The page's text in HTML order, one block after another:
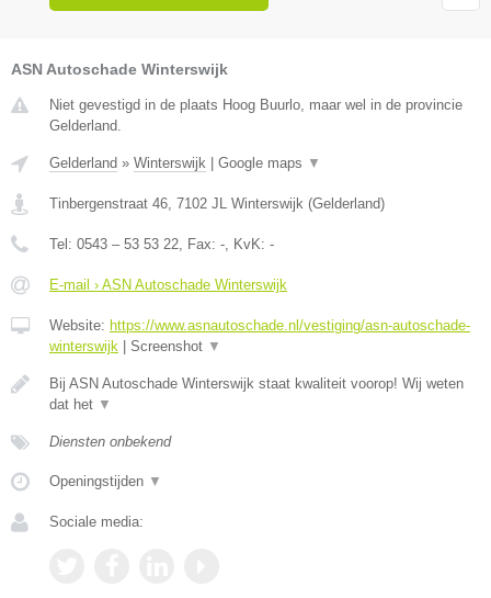
ASN Autoschade Winterswijk
Niet gevestigd in de plaats Hoog Buurlo, maar wel in de provincie
Gelderland.
Gelderland » Winterswijk Google maps ▼
Tinbergenstraat 46, 7102 JL Winterswijk (Gelderland)
Tel: 0543 – 53 53 22, Fax: -, KvK: -
E-mail › ASN Autoschade Winterswijk
Website: https://www.asnautoschade.nl/vestiging/asn-autoschade-
winterswijk
Screenshot ▼
Bij ASN Autoschade Winterswijk staat kwaliteit voorop! Wij weten
dat het ▼
Diensten onbekend
Openingstijden ▼
Sociale media: